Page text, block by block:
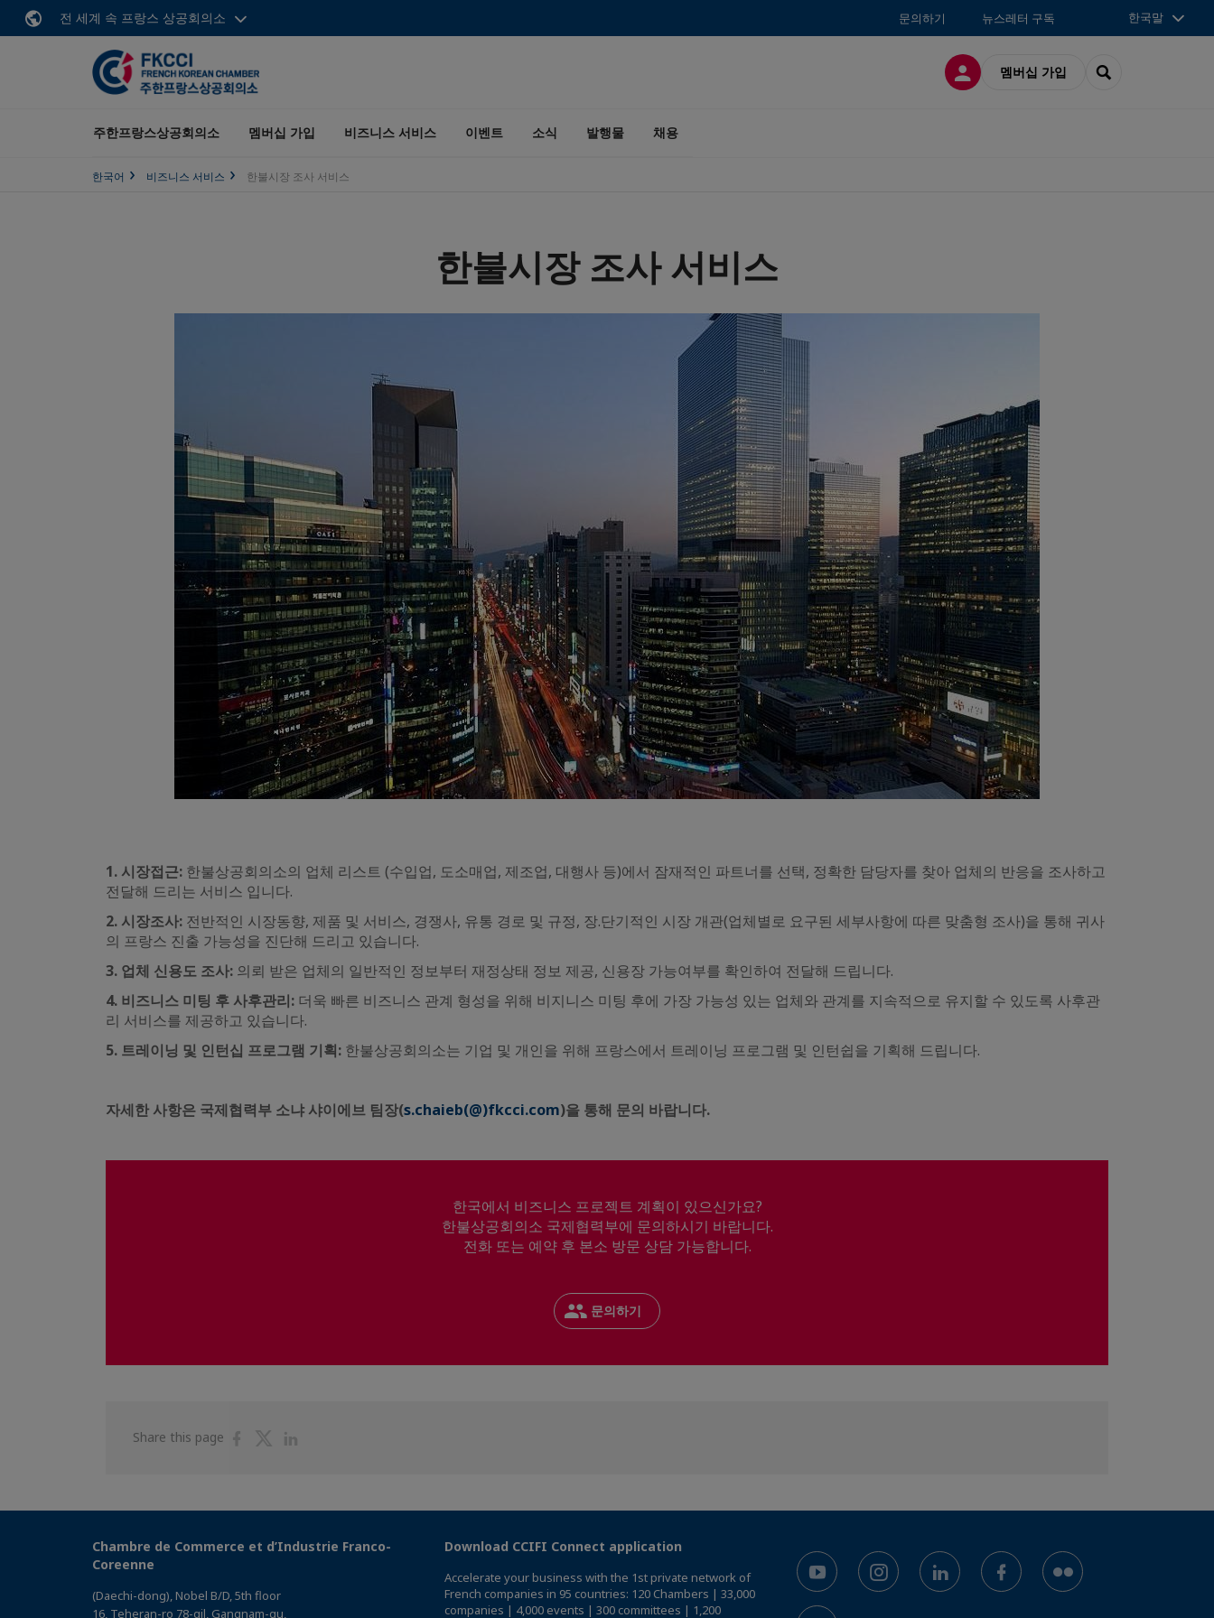
전 세계 속 프랑스 상공회의소 문의하기 뉴스레터 구독 한국말
접속 멤버십 가입 SEARCH
주한프랑스상공회의소 멤버십 가입 비즈니스 서비스 이벤트 소식 발행물 채용
한국어 비즈니스 서비스 한불시장 조사 서비스
한불시장 조사 서비스
1. 시장접근: 한불상공회의소의 업체 리스트 (수입업, 도소매업, 제조업, 대행사 등)에서 잠재적인 파트너를 선택, 정확한 담당자를 찾아 업체의 반응을 조사하고
전달해 드리는 서비스 입니다.
2. 시장조사: 전반적인 시장동향, 제품 및 서비스, 경쟁사, 유통 경로 및 규정, 장.단기적인 시장 개관(업체별로 요구된 세부사항에 따른 맞춤형 조사)을 통해 귀사
의 프랑스 진출 가능성을 진단해 드리고 있습니다.
3. 업체 신용도 조사: 의뢰 받은 업체의 일반적인 정보부터 재정상태 정보 제공, 신용장 가능여부를 확인하여 전달해 드립니다.
4. 비즈니스 미팅 후 사후관리: 더욱 빠른 비즈니스 관계 형성을 위해 비지니스 미팅 후에 가장 가능성 있는 업체와 관계를 지속적으로 유지할 수 있도록 사후관
리 서비스를 제공하고 있습니다.
5. 트레이닝 및 인턴십 프로그램 기획: 한불상공회의소는 기업 및 개인을 위해 프랑스에서 트레이닝 프로그램 및 인턴쉽을 기획해 드립니다.
자세한 사항은 국제협력부 소냐 샤이에브 팀장(s.chaieb(@)fkcci.com)을 통해 문의 바랍니다.
한국에서 비즈니스 프로젝트 계획이 있으신가요?
한불상공회의소 국제협력부에 문의하시기 바랍니다.
전화 또는 예약 후 본소 방문 상담 가능합니다.
문의하기
Share this page
ShareShare
Chambre de Commerce et d’Industrie Franco-
Coreenne
(Daechi-dong), Nobel B/D, 5th floor
16, Teheran-ro 78-gil, Gangnam-gu,
Download CCIFI Connect application
Accelerate your business with the 1st private network of
French companies in 95 countries: 120 Chambers | 33,000
companies | 4,000 events | 300 committees | 1,200